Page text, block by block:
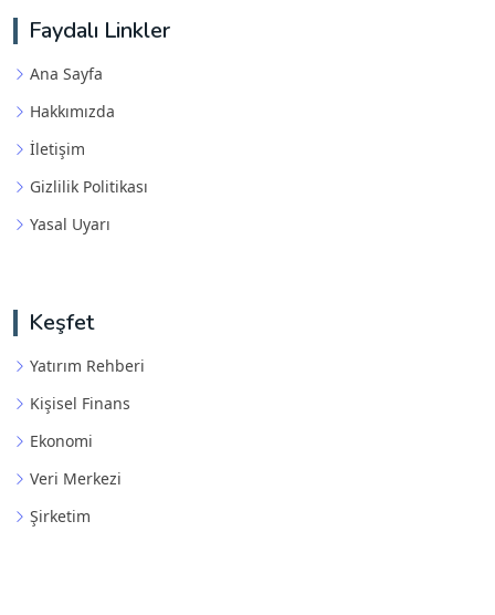
Faydalı Linkler
Ana Sayfa
Hakkımızda
İletişim
Gizlilik Politikası
Yasal Uyarı
Keşfet
Yatırım Rehberi
Kişisel Finans
Ekonomi
Veri Merkezi
Şirketim